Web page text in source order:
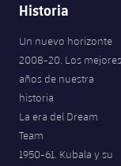
Historia
Un nuevo horizonte
2008-20. Los mejores
años de nuestra
historia
La era del Dream
Team
1950-61. Kubala y su